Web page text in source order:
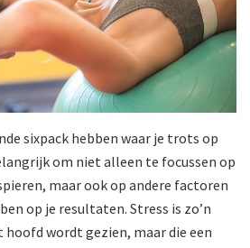
sixpack hebben waar je trots op
om niet alleen te focussen op
maar ook op andere factoren
op je resultaten. Stress is zo’n
hoofd wordt gezien, maar die een